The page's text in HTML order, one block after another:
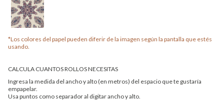
*Los colores del papel pueden diferir de la imagen según la pantalla que estés
usando.
CALCULA CUANTOS ROLLOS NECESITAS
Ingresa la medida del ancho y alto (en metros) del espacio que te gustaría
empapelar.
Usa puntos como separador al digitar ancho y alto.